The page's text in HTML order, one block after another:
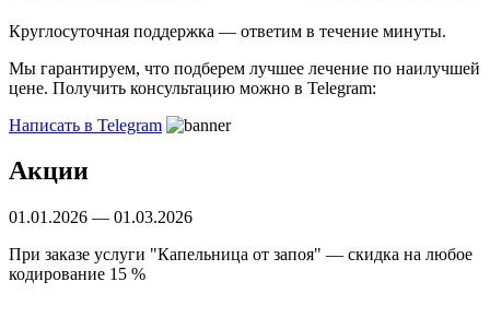
Круглосуточная поддержка — ответим в течение минуты.
Мы гарантируем, что подберем лучшее лечение по наилучшей
цене. Получить консультацию можно в Telegram:
Написать в Telegram
Акции
01.01.2026 — 01.03.2026
При заказе услуги "Капельница от запоя" — скидка на любое
кодирование 15 %